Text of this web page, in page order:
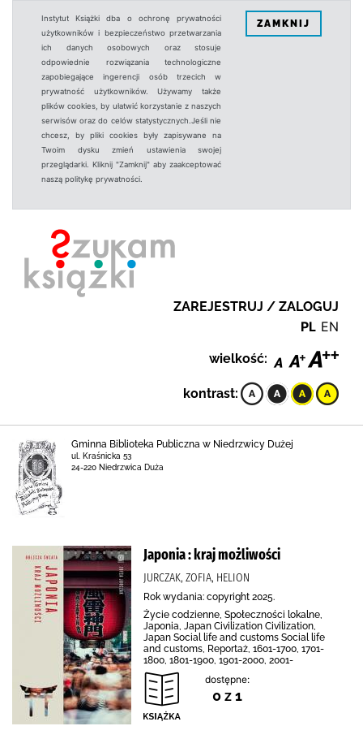
Instytut Książki dba o ochronę prywatności
użytkowników i bezpieczeństwo przetwarzania
ich danych osobowych oraz stosuje
odpowiednie rozwiązania technologiczne
zapobiegające ingerencji osób trzecich w
prywatność użytkowników. Używamy także
plików cookies, by ułatwić korzystanie z naszych
serwisów oraz do celów statystycznych.Jeśli nie
chcesz, by pliki cookies były zapisywane na
Twoim dysku zmień ustawienia swojej
przeglądarki. Kliknij "Zamknij" aby zaakceptować
naszą politykę prywatności.
ZAMKNIJ
ZAREJESTRUJ / ZALOGUJ
PL EN
wielkość:
kontrast:
Gminna Biblioteka Publiczna w Niedrzwicy Dużej
ul. Kraśnicka 53
24-220 Niedrzwica Duża
Japonia : kraj możliwości
JURCZAK, ZOFIA, HELION
Rok wydania: copyright 2025.
Życie codzienne, Społeczności lokalne,
Japonia, Japan Civilization Civilization,
Japan Social life and customs Social life
and customs, Reportaż, 1601-1700, 1701-
1800, 1801-1900, 1901-2000, 2001-
dostępne:
0 z 1